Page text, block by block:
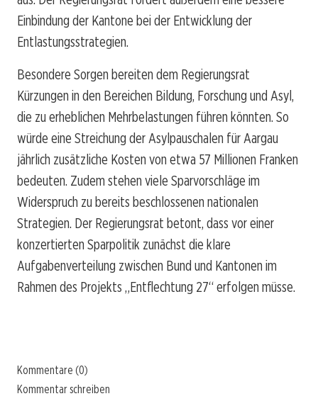
Einbindung der Kantone bei der Entwicklung der
Entlastungsstrategien.
Besondere Sorgen bereiten dem Regierungsrat
Kürzungen in den Bereichen Bildung, Forschung und Asyl,
die zu erheblichen Mehrbelastungen führen könnten. So
würde eine Streichung der Asylpauschalen für Aargau
jährlich zusätzliche Kosten von etwa 57 Millionen Franken
bedeuten. Zudem stehen viele Sparvorschläge im
Widerspruch zu bereits beschlossenen nationalen
Strategien. Der Regierungsrat betont, dass vor einer
konzertierten Sparpolitik zunächst die klare
Aufgabenverteilung zwischen Bund und Kantonen im
Rahmen des Projekts „Entflechtung 27“ erfolgen müsse.
Kommentare (0)
Kommentar schreiben